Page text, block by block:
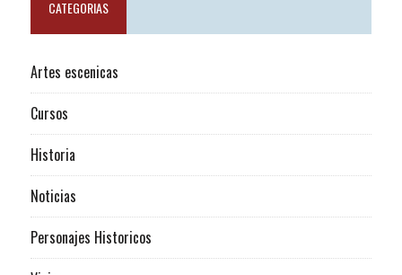
CATEGORIAS
Artes escenicas
Cursos
Historia
Noticias
Personajes Historicos